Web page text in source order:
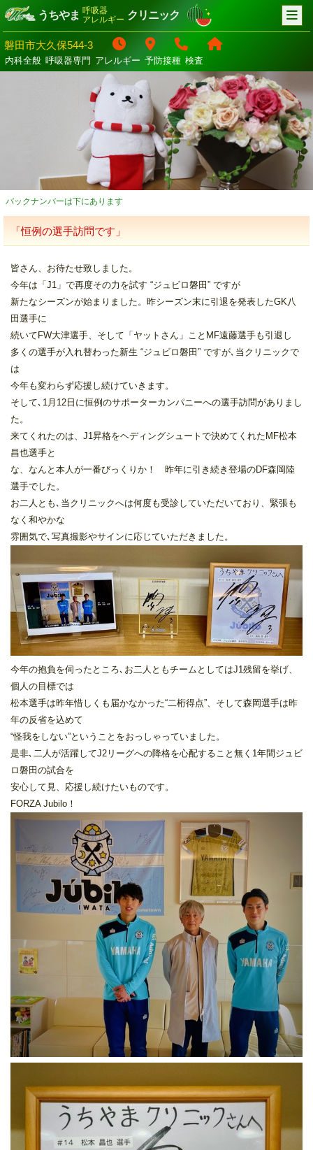
うちやま 呼吸器
アレルギー クリニック
磐田市大久保544-3
内科全般 呼吸器専門 アレルギー 予防接種 検査
バックナンバーは下にあります
「恒例の選手訪問です」
皆さん、お待たせ致しました。
今年は「J1」で再度その力を試す “ジュビロ磐田” ですが
新たなシーズンが始まりました。昨シーズン末に引退を発表したGK八
田選手に
続いてFW大津選手、そして「ヤットさん」ことMF遠藤選手も引退し
多くの選手が入れ替わった新生 “ジュビロ磐田” ですが､当クリニックで
は
今年も変わらず応援し続けていきます。
そして､1月12日に恒例のサポーターカンパニーへの選手訪問がありまし
た。
来てくれたのは、J1昇格をヘディングシュートで決めてくれたMF松本
昌也選手と
な、なんと本人が一番びっくりか！ 昨年に引き続き登場のDF森岡陸
選手でした。
お二人とも､当クリニックへは何度も受診していただいており、緊張も
なく和やかな
雰囲気で､写真撮影やサインに応じていただきました。
今年の抱負を伺ったところ､お二人ともチームとしてはJ1残留を挙げ、
個人の目標では
松本選手は昨年惜しくも届かなかった“二桁得点”、そして森岡選手は昨
年の反省を込めて
“怪我をしない”ということをおっしゃっていました。
是非､二人が活躍してJ2リーグへの降格を心配すること無く1年間ジュビ
ロ磐田の試合を
安心して見、応援し続けたいものです。
FORZA Jubilo！